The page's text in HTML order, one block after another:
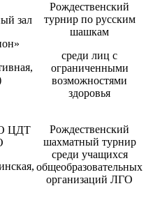
зал
Рождественский
турнир по русским
шашкам
среди лиц с
ограниченными
возможностями
здоровья
ЦДТ
Рождественский
шахматный турнир
среди учащихся
общеобразовательных
организаций ЛГО